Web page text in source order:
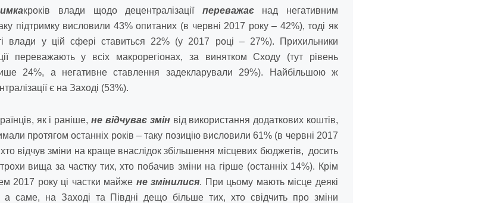
кроків влади щодо децентралізації переважаєнад негативним
підтримку висловили 43% опитаних (в червні 2017 року – 42%), тоді як
влади у цій сфері ставиться 22% (у 2017 році – 27%). Прихильники
переважають у всіх макрорегіонах, за винятком Сходу (тут рівень
24%, а негативне ставлення задекларували 29%). Найбільшою ж
є на Заході (53%).
як і раніше,не відчуває змінвід використання додаткових коштів,
протягом останніх років – таку позицію висловили 61% (в червні 2017
відчув зміни на краще внаслідок збільшення місцевих бюджетів, досить
вища за частку тих, хто побачив зміни на гірше (останніх 14%). Крім
2017 року ці частки майже не змінилися. При цьому мають місце деякі
а саме, на Заході та Півдні дещо більше тих, хто свідчить про зміни